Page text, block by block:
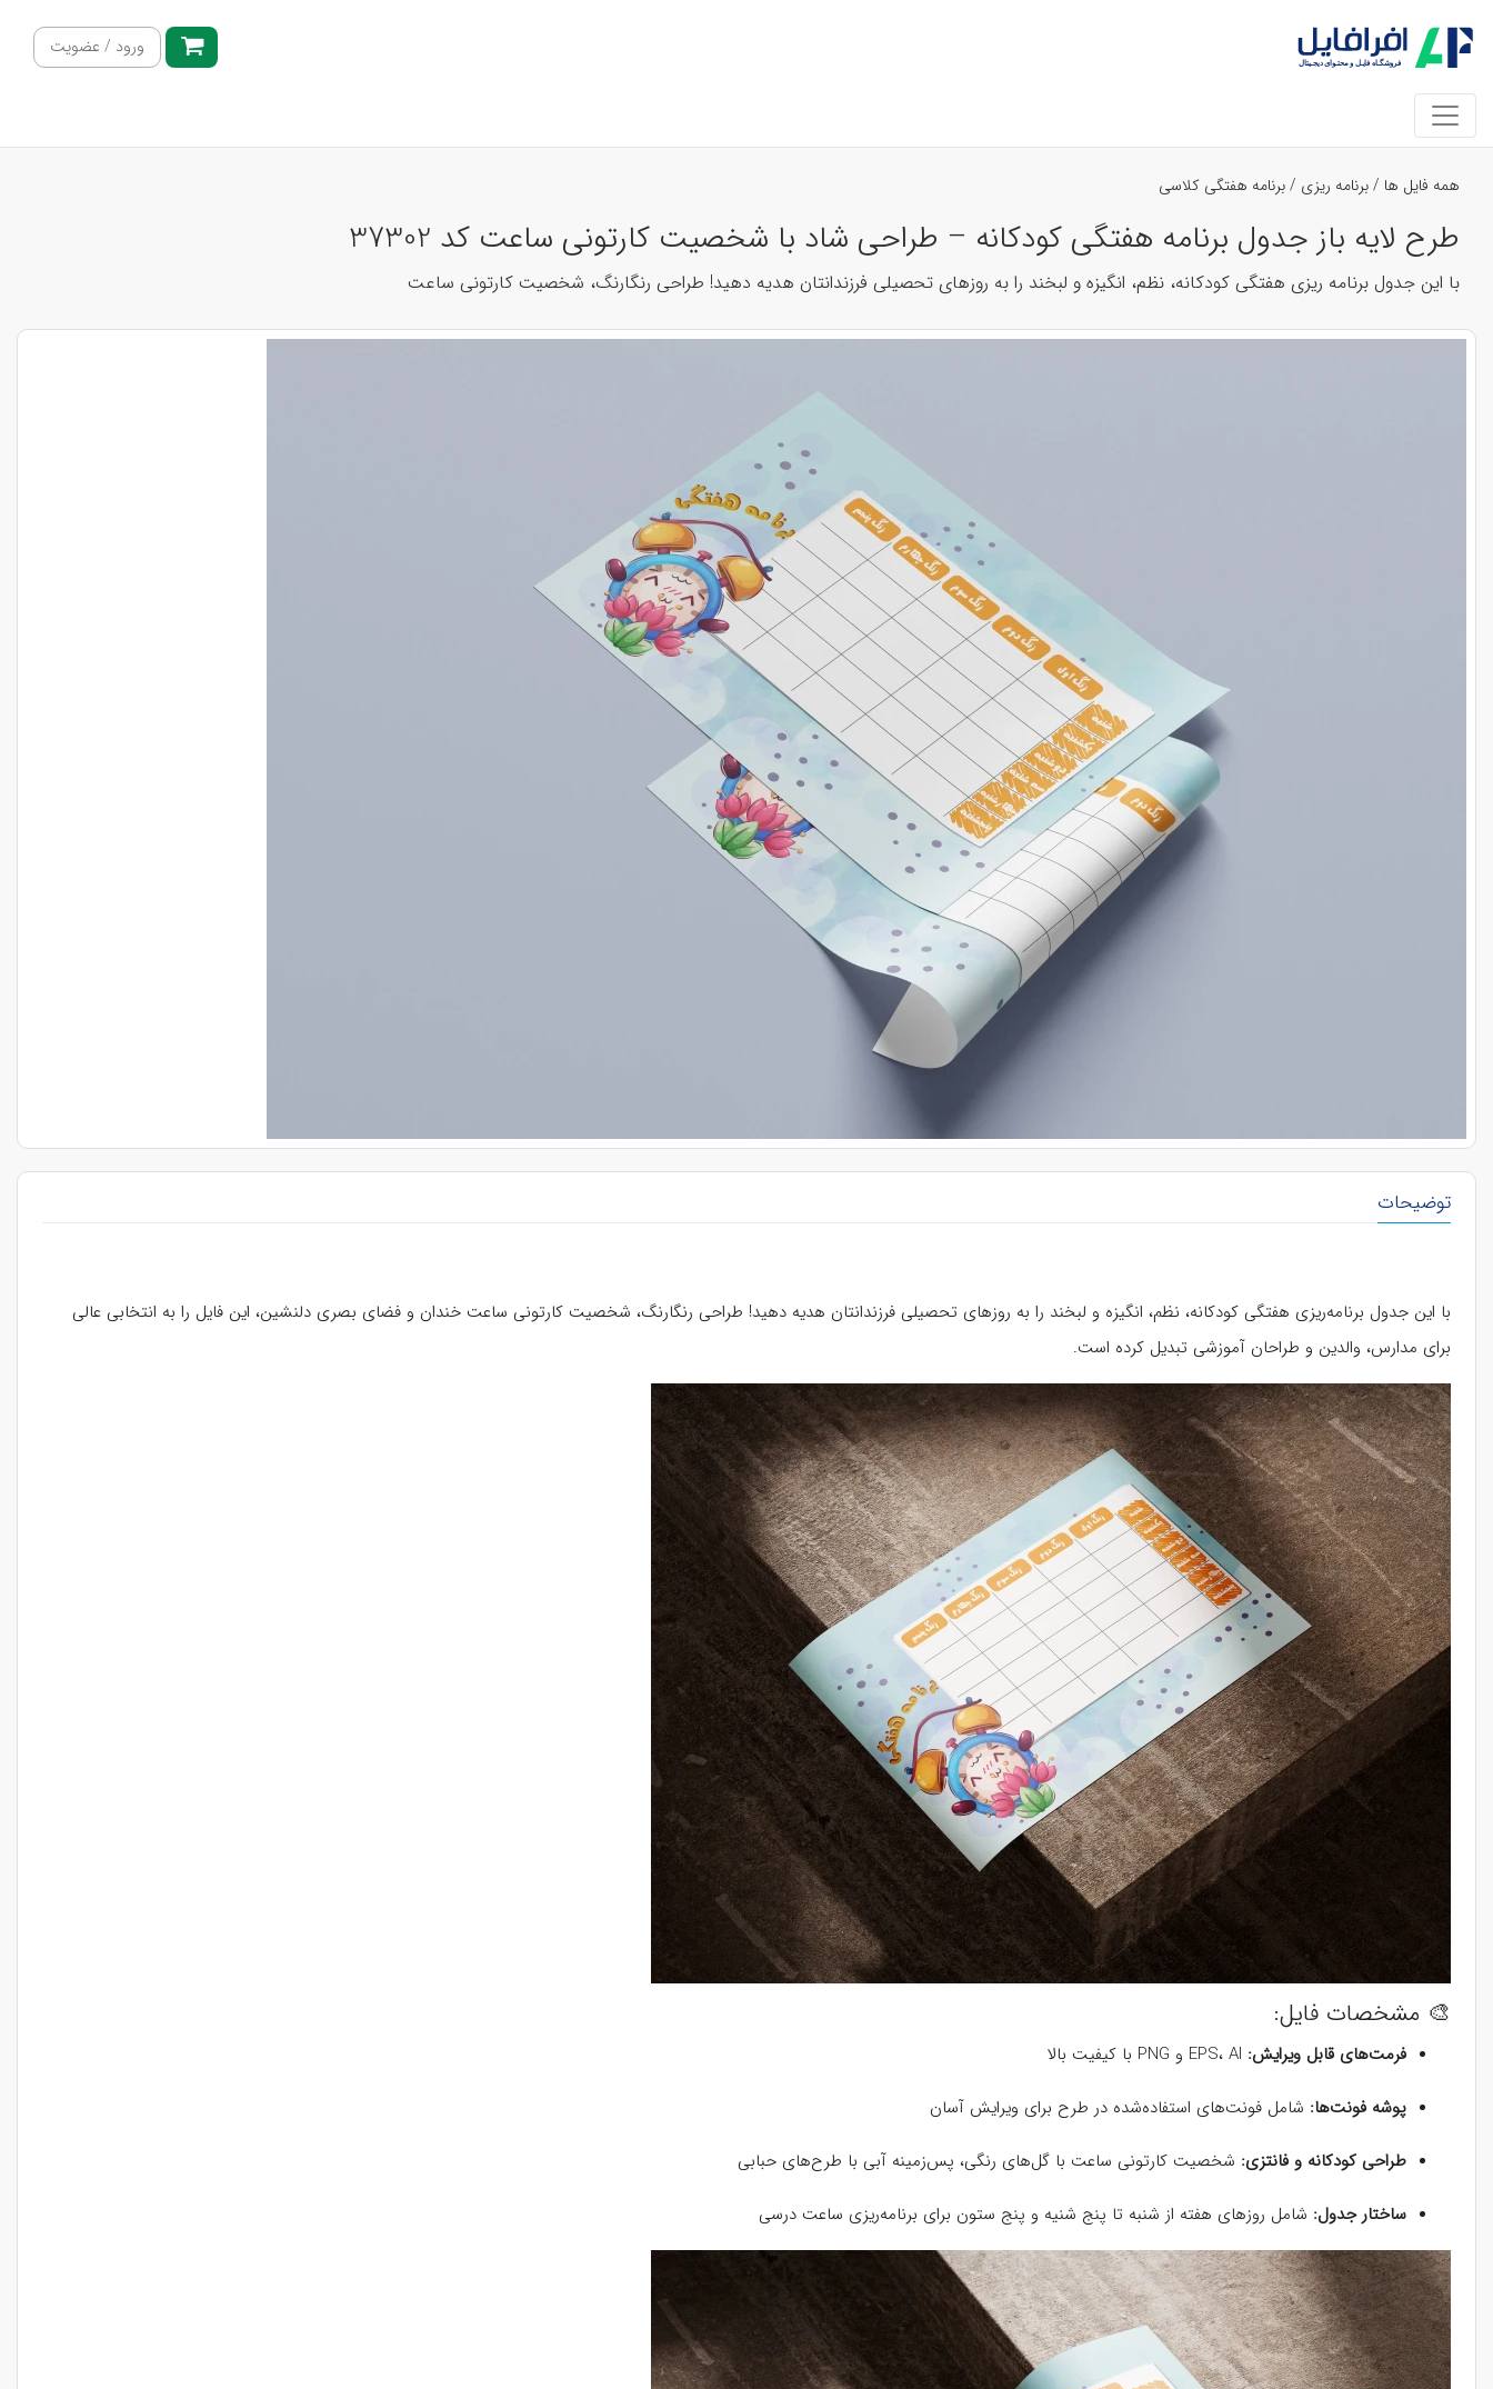
ورود / عضویت
همه فایل ها /برنامه ریزی /برنامه هفتگی کلاسی
طرح لایه باز جدول برنامه هفتگی کودکانه – طراحی شاد با شخصیت کارتونی ساعت کد 37302
با این جدول برنامه ریزی هفتگی کودکانه، نظم، انگیزه و لبخند را به روزهای تحصیلی فرزندانتان هدیه دهید! طراحی رنگارنگ، شخصیت کارتونی ساعت
توضیحات
با این جدول برنامه‌ریزی هفتگی کودکانه، نظم، انگیزه و لبخند را به روزهای تحصیلی فرزندانتان هدیه دهید! طراحی رنگارنگ، شخصیت کارتونی ساعت خندان و فضای بصری دلنشین، این فایل را به انتخابی عالی
برای مدارس، والدین و طراحان آموزشی تبدیل کرده است.
🎨 مشخصات فایل:
فرمت‌های قابل ویرایش:
پوشه فونت‌ها: شامل فونت‌های استفاده‌شده در طرح برای ویرایش آسان
طراحی کودکانه و فانتزی: شخصیت کارتونی ساعت با گل‌های رنگی، پس‌زمینه آبی با طرح‌های حبابی
ساختار جدول: شامل روزهای هفته از شنبه تا پنج شنیه و پنج ستون برای برنامه‌ریزی ساعت درسی